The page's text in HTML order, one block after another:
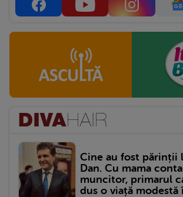
Cine au fost părinții
Dan. Cu mama
muncitor, primarul
dus o viață modestă